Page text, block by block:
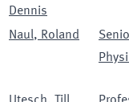
Dennis
Naul, Roland